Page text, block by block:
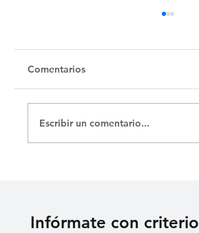
Untitled
Comentarios
Escribir un comentario...
Infórmate con criterio